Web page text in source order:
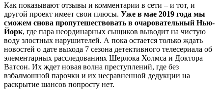
Как показывают отзывы и комментарии в сети – и тот, и
другой проект имеет свои плюсы. Уже в мае 2019 года мы
сможем снова пропутешествовать в очаровательный Нью-
Йорк, где пара неординарных сыщиков выводит на чистую
воду злостных нарушителей. А пока остается только ждать
новостей о дате выхода 7 сезона детективного телесериала об
элементарных расследованиях Шерлока Холмса и Доктора
Ватсон. Их ждет новая волна преступлений, где без
взбалмошной парочки и их несравненной дедукции на
раскрытие шансов попросту нет.